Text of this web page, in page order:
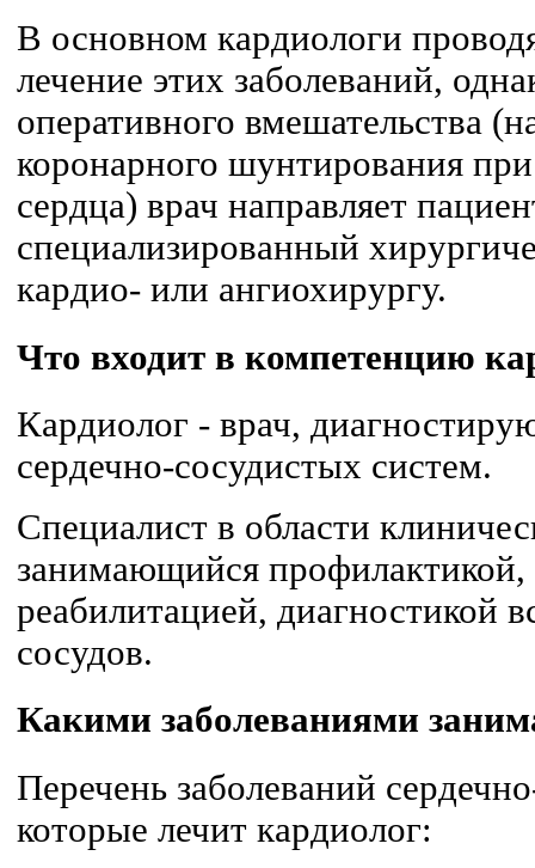
В основном кардиологи
лечение этих заболеваний,
оперативного вмешательства
коронарного шунтирования
сердца) врач направляет
специализированный
кардио- или ангиохирургу.
Что входит в компетенцию
Кардиолог - врач,
сердечно-сосудистых систем.
Специалист в области
занимающийся профилактикой,
реабилитацией, диагностикой
сосудов.
Какими заболеваниями
Перечень заболеваний
которые лечит кардиолог: